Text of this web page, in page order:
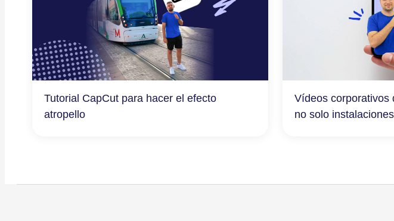
Tutorial CapCut para hacer el efecto
atropello
Vídeos corporativos
no solo instalaciones